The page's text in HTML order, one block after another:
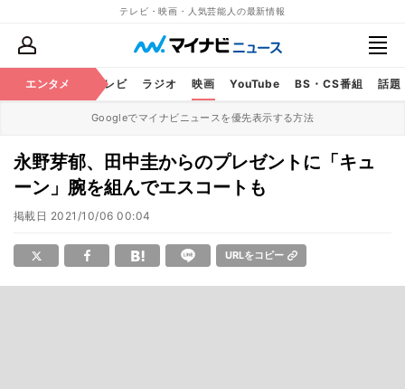
テレビ・映画・人気芸能人の最新情報
エンタメ
芸能 テレビ ラジオ 映画 YouTube BS・CS番組 話題
Googleでマイナビニュースを優先表示する方法
永野芽郁、田中圭からのプレゼントに「キュ
ーン」腕を組んでエスコートも
掲載日 2021/10/06 00:04
URLをコピー